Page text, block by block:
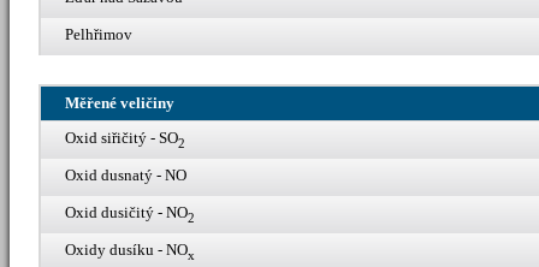
Pelhřimov
Měřené veličiny
Oxid siřičitý - SO2
Oxid dusnatý - NO
Oxid dusičitý - NO2
Oxidy dusíku - NOx